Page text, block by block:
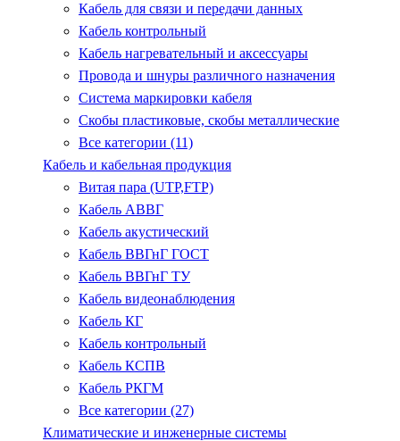
Кабель для связи и передачи данных
Кабель контрольный
Кабель нагревательный и аксессуары
Провода и шнуры различного назначения
Система маркировки кабеля
Скобы пластиковые, скобы металлические
Все категории (11)
Кабель и кабельная продукция
Витая пара (UTP,FTP)
Кабель АВВГ
Кабель акустический
Кабель ВВГнГ ГОСТ
Кабель ВВГнГ ТУ
Кабель видеонаблюдения
Кабель КГ
Кабель контрольный
Кабель КСПВ
Кабель РКГМ
Все категории (27)
Климатические и инженерные системы